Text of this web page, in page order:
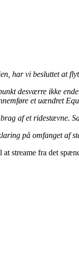
har vi besluttet at
desværre ikke
et uændret
af et ridestævne.
på omfanget af
streame fra det